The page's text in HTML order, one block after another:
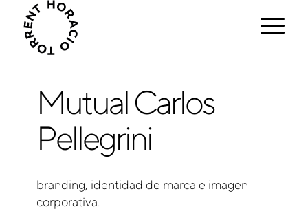
Mutual Carlos
Pellegrini
branding, identidad de marca e imagen
corporativa.